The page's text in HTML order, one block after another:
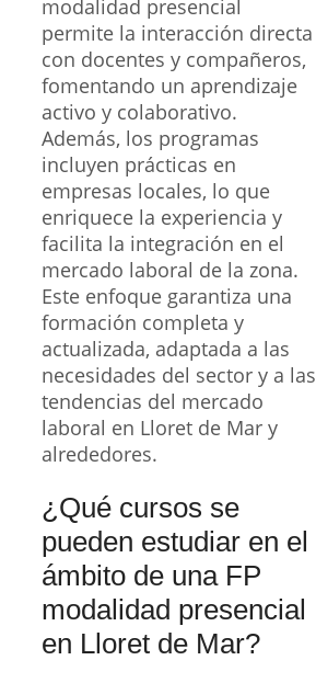
modalidad presencial
permite la interacción directa
con docentes y compañeros,
fomentando un aprendizaje
activo y colaborativo.
Además, los programas
incluyen prácticas en
empresas locales, lo que
enriquece la experiencia y
facilita la integración en el
mercado laboral de la zona.
Este enfoque garantiza una
formación completa y
actualizada, adaptada a las
necesidades del sector y a las
tendencias del mercado
laboral en Lloret de Mar y
alrededores.
¿Qué cursos se
pueden estudiar en el
ámbito de una FP
modalidad presencial
en Lloret de Mar?